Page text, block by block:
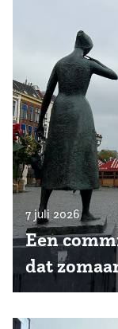
7 juli 2026
Een
dat